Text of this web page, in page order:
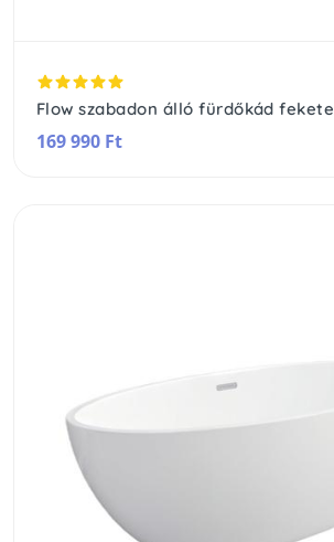
Flow szabadon álló fürdőkád fekete
169 990 Ft